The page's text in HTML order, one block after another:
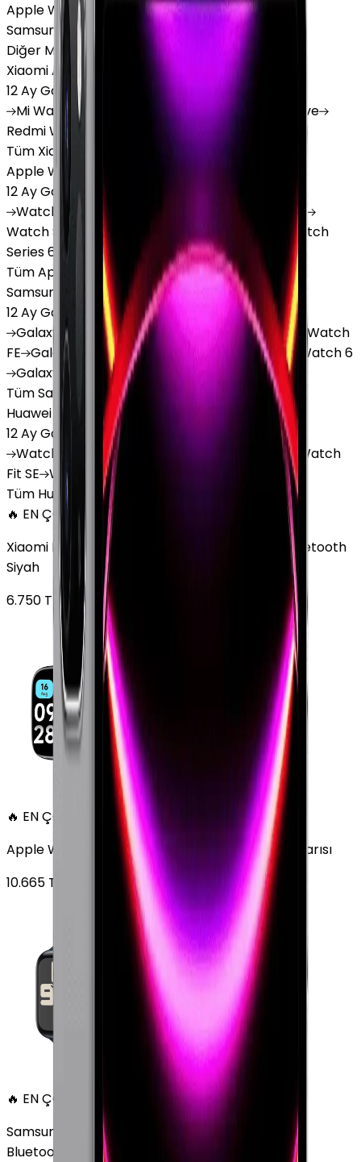
Apple Watch
Samsung Watch
Diğer Markalar
Xiaomi Akıllı Saat
12 Ay Garanti
MiWatch Mi Watch Lite RedmiWatch 3 Active
RedmiWatch 5 Lite
Watch 5 Active
Tüm Xiaomi Akıllı Saat'lar
Apple Watch
12 Ay Garanti
6 Taksit
Watch
Ultra Watch
Series 9
WatchSeries 8
Watch
Series 6
WatchSeries 5
Tüm Apple Watch'lar
Samsung Watch
12 Ay Garanti
6 Taksit
Galaxy
Watch 7 GalaxyWatch Ultra Galaxy Watch
FE Galaxy Watch 4 Galaxy Watch 5 GalaxyWatch 6
Galaxy
Watch8
Tüm Samsung Watch'lar
Huawei Watch
12 Ay Garanti
6 Taksit
Watch
Watch GT 5 Pro
Watch
Fit SE Watch Fit 3
Tüm Huawei Watch'lar
🔥 EN ÇOK SATAN
Xiaomi Redmi Watch 3 Active Plastik 47mm Bluetooth
Siyah
6.750 TL'denbaşlayan fiyatlar
🔥 EN ÇOK SATAN
Apple Watch SE Alüminyum 44mm GPS Gece yarısı
10.665 TL'den başlayan fiyatlar
🔥 EN ÇOK SATAN
Samsung Galaxy Watch 7 Alüminyum 44 mm
Bluetooth Wi-Fi Yeşil